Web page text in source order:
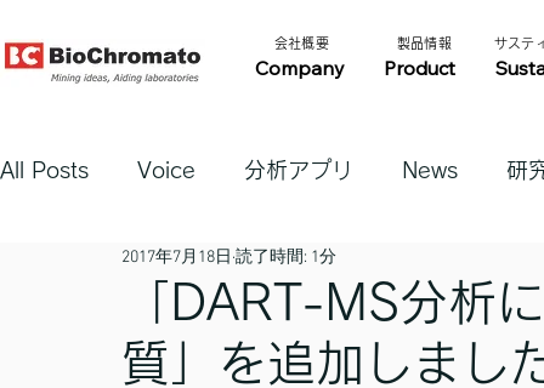
Company Product
​製品情報​​
​会社概要​​ サステ
All Posts Voice 分析アプリ News 研
「DART-MS分析
質」を追加しまし
2017年7月18日 読了時間: 1分